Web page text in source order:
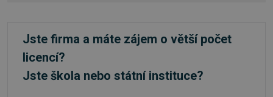
Jste firma a máte zájem o větší počet
licencí?
Jste škola nebo státní instituce?